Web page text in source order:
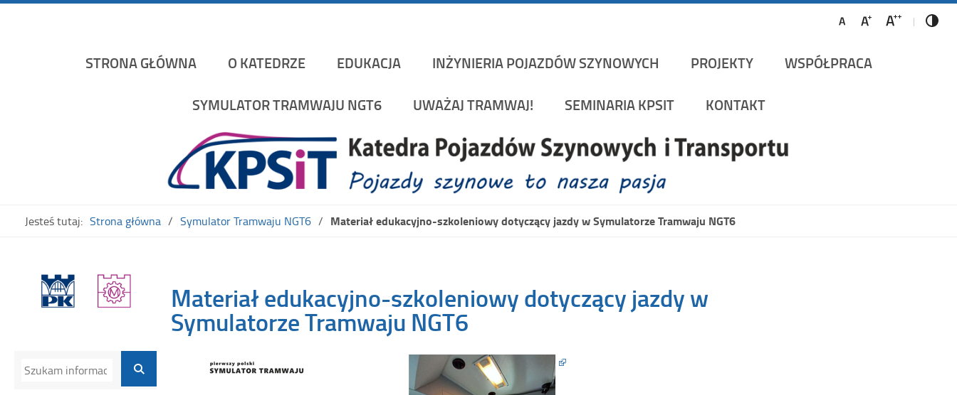
STRONA GŁÓWNA O KATEDRZE EDUKACJA INŻYNIERIA POJAZDÓW SZYNOWYCH PROJEKTY WSPÓŁPRACA
SYMULATOR TRAMWAJU NGT6 UWAŻAJ TRAMWAJ! SEMINARIA KPSIT KONTAKT
Jesteś tutaj: Strona główna Symulator Tramwaju NGT6 Materiał edukacyjno-szkoleniowy dotyczący jazdy w Symulatorze Tramwaju NGT6
Materiał edukacyjno-szkoleniowy dotyczący jazdy w
Symulatorze Tramwaju NGT6